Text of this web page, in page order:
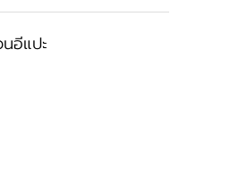
อีแปะ